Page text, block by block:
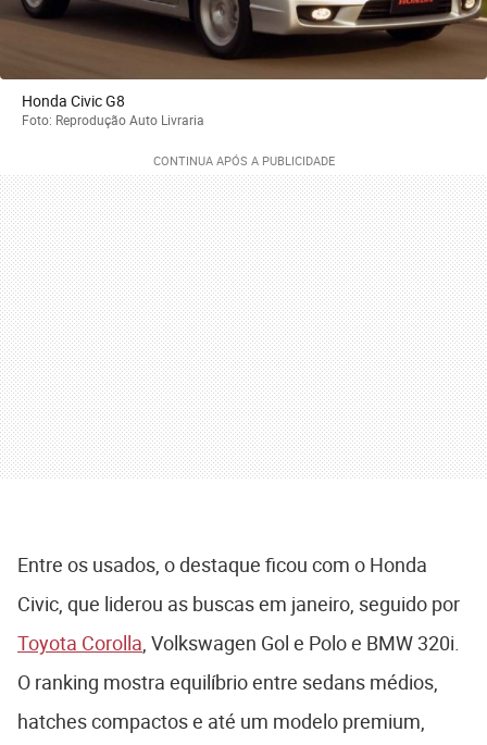
Honda Civic G8
Foto: Reprodução Auto Livraria
Entre os usados, o destaque ficou com o Honda
Civic, que liderou as buscas em janeiro, seguido por
Toyota Corolla , Volkswagen Gol e Polo e BMW 320i.
O ranking mostra equilíbrio entre sedans médios,
hatches compactos e até um modelo premium,